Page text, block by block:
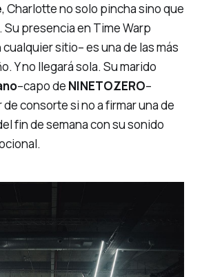
, Charlotte no solo pincha sino que
presencia en Time Warp
sitio– es una de las más
Y no llegará sola. Su marido
–capo de NINETOZERO–
consorte si no a firmar una de
fin de semana con su sonido